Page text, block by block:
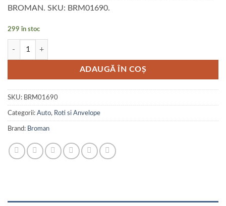
BROMAN. SKU: BRM01690.
299 în stoc
Cantitate Roata de spuma, 4.00-8, bucsa si ax 14, BROMAN
ADAUGĂ ÎN COȘ
SKU: BRM01690
Categorii: Auto, Roti si Anvelope
Brand: Broman